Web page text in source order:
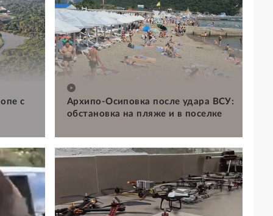
с
Архипо-Осиповка после удара ВСУ:
обстановка на пляже и в поселке